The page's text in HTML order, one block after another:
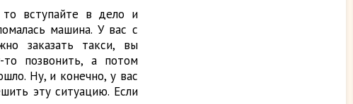
вступайте в дело и
машина. У вас с
заказать такси, вы
то позвонить, а потом
Ну, и конечно, у вас
эту ситуацию. Если